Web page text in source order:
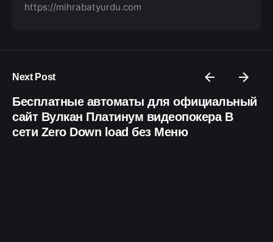
https://mihrabatyurdu.com
Next Post
Бесплатные автоматы для официальный
сайт Вулкан Платинум видеопокера В
сети Zero Down load без Меню